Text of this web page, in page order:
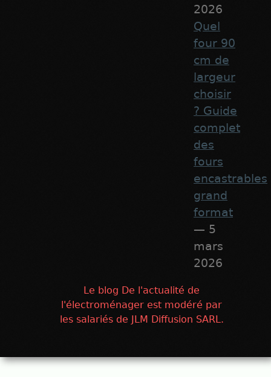
2026
Quel
four 90
cm de
largeur
choisir
? Guide
complet
des
fours
encastrables
grand
format
— 5
mars
2026
Le blog De l'actualité de
l'électroménager est modéré par
les salariés de JLM Diffusion SARL.